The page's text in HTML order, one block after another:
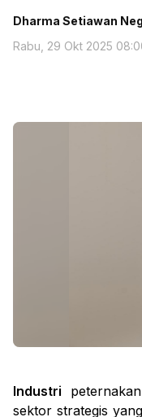
Dharma Setiawan
Rabu, 29 Okt 2025
Industri
sektor strategis